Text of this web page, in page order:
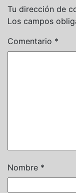
Tu dirección de
Los campos
Comentario *
Nombre *